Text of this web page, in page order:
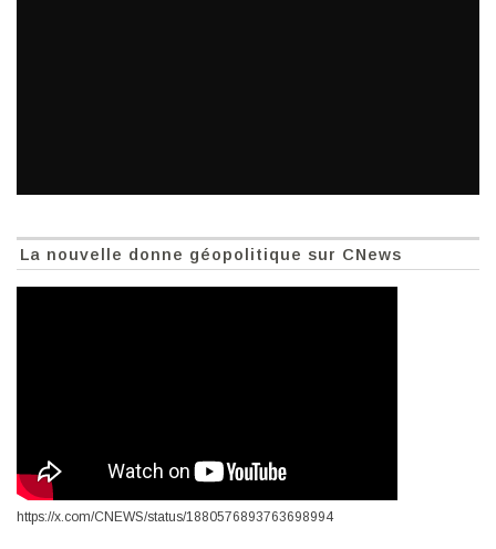
La nouvelle donne géopolitique sur CNews
https://x.com/CNEWS/status/1880576893763698994